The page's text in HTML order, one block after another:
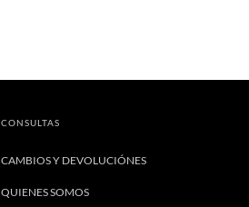
CONSULTAS
CAMBIOS Y DEVOLUCIÓNES
QUIENES SOMOS